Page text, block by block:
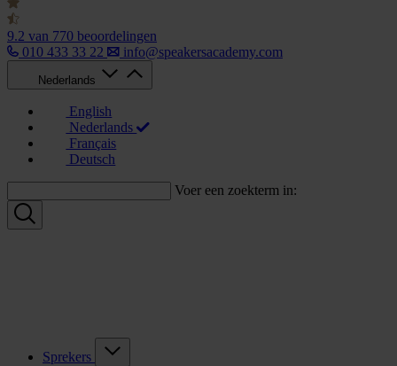
9.2 van 770 beoordelingen
010 433 33 22
info@speakersacademy.com
Nederlands
English
Nederlands
Français
Deutsch
Voer een zoekterm in:
Sprekers